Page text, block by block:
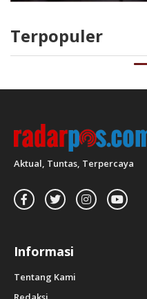
Terpopuler
Aktual, Tuntas, Terpercaya
Informasi
Tentang Kami